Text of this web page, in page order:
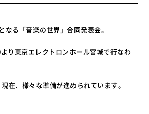
なる「音楽の世界」合同発表会。
り東京エレクトロンホール宮城で行なわ
在、様々な準備が進められています。